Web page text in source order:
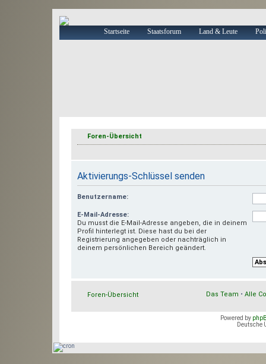
Startseite Staatsforum Land & Leute
Foren-Übersicht
Aktivierungs-Schlüssel senden
Benutzername:
E-Mail-Adresse:
Du musst die E-Mail-Adresse angeben, die in deinem
Profil hinterlegt ist. Diese hast du bei der
Registrierung angegeben oder nachträglich in
deinem persönlichen Bereich geändert.
Foren-Übersicht Das Team • Alle
Powered by
Deutsche